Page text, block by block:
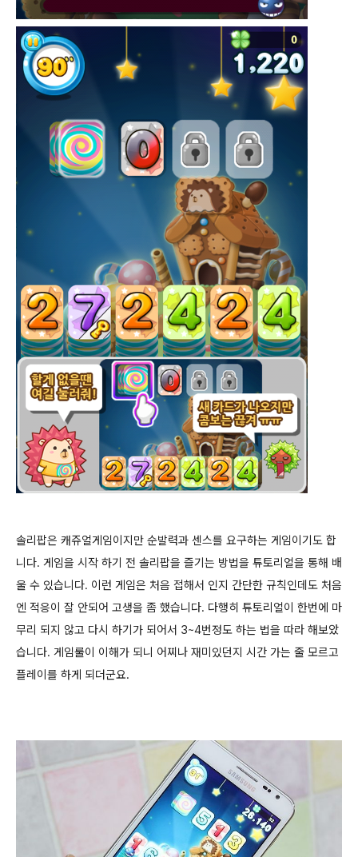
솔리팝은 캐쥬얼게임이지만 순발력과 센스를 요구하는 게임이기도 합
니다. 게임을 시작 하기 전 솔리팝을 즐기는 방법을 튜토리얼을 통해 배
울 수 있습니다. 이런 게임은 처음 접해서 인지 간단한 규칙인데도 처음
엔 적응이 잘 안되어 고생을 좀 했습니다. 다행히 튜토리얼이 한번에 마
무리 되지 않고 다시 하기가 되어서 3~4번정도 하는 법을 따라 해보았
습니다. 게임룰이 이해가 되니 어찌나 재미있던지 시간 가는 줄 모르고
플레이를 하게 되더군요.